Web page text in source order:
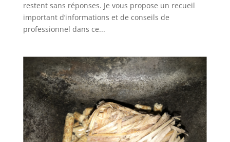
restent sans réponses. Je vous propose un recueil
important d’informations et de conseils de
professionnel dans ce...